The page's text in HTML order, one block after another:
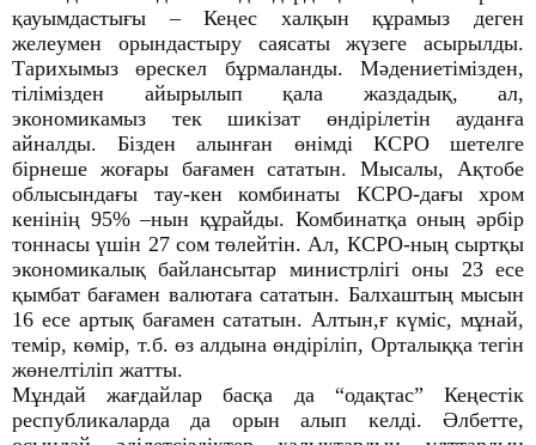
қауымдастығы – Кеңес халқын құрамыз деген
желеумен орындастыру саясаты жүзеге асырылды.
Тарихымыз өрескел бұрмаланды. Мәдениетімізден,
тілімізден айырылып қала жаздадық, ал,
экономикамыз тек шикізат өндірілетін ауданға
айналды. Бізден алынған өнімді КСРО шетелге
бірнеше жоғары бағамен сататын. Мысалы, Ақтобе
облысындағы тау-кен комбинаты КСРО-дағы хром
кенінің 95% –нын құрайды. Комбинатқа оның әрбір
тоннасы үшін 27 сом төлейтін. Ал, КСРО-ның сыртқы
экономикалық байлансытар министрлігі оны 23 есе
қымбат бағамен валютаға сататын. Балхаштың мысын
16 есе артық бағамен сататын. Алтын,ғ күміс, мұнай,
темір, көмір, т.б. өз алдына өндіріліп, Орталыққа тегін
жөнелтіліп жатты.
Мұндай жағдайлар басқа да “одақтас” Кеңестік
республикаларда да орын алып келді. Әлбетте,